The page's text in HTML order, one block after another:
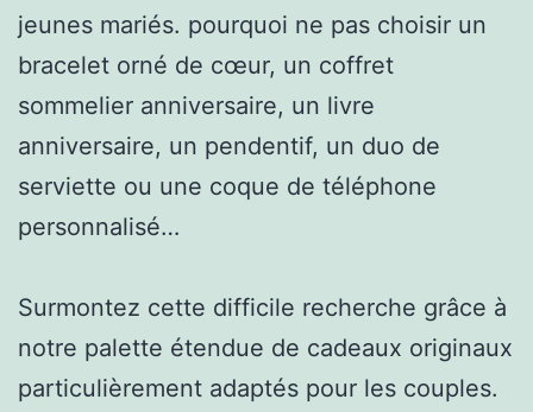
jeunes mariés. pourquoi ne pas choisir un
bracelet orné de cœur, un coffret
sommelier anniversaire, un livre
anniversaire, un pendentif, un duo de
serviette ou une coque de téléphone
personnalisé…
Surmontez cette difficile recherche grâce à
notre palette étendue de cadeaux originaux
particulièrement adaptés pour les couples.